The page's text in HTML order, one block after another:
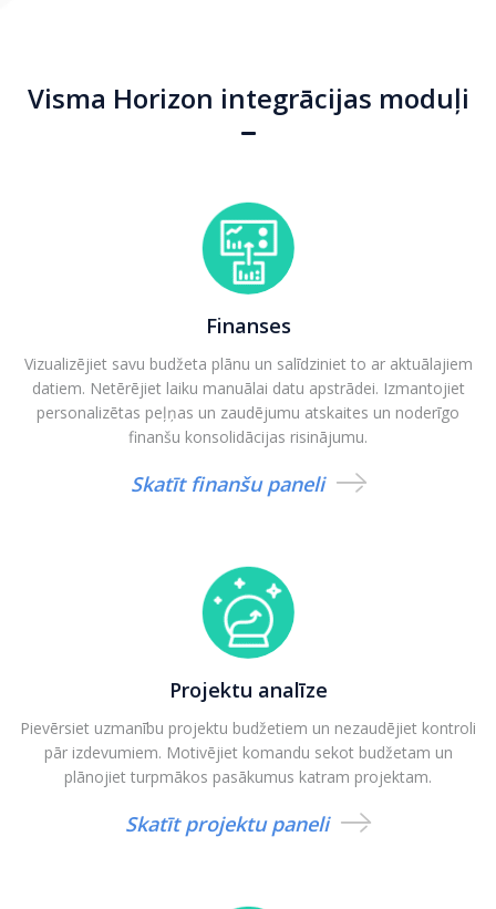
Visma Horizon integrācijas moduļi
Finanses
Vizualizējiet savu budžeta plānu un salīdziniet to ar aktuālajiem
datiem. Netērējiet laiku manuālai datu apstrādei. Izmantojiet
personalizētas peļņas un zaudējumu atskaites un noderīgo
finanšu konsolidācijas risinājumu.
Skatīt finanšu paneli
Projektu analīze
Pievērsiet uzmanību projektu budžetiem un nezaudējiet kontroli
pār izdevumiem. Motivējiet komandu sekot budžetam un
plānojiet turpmākos pasākumus katram projektam.
Skatīt projektu paneli